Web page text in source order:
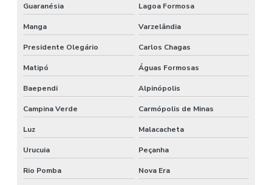
Guaranésia Lagoa Formosa
Manga Varzelândia
Presidente Olegário Carlos Chagas
Matipó Águas Formosas
Baependi Alpinópolis
Campina Verde Carmópolis de Minas
Luz Malacacheta
Urucuia Peçanha
Rio Pomba Nova Era